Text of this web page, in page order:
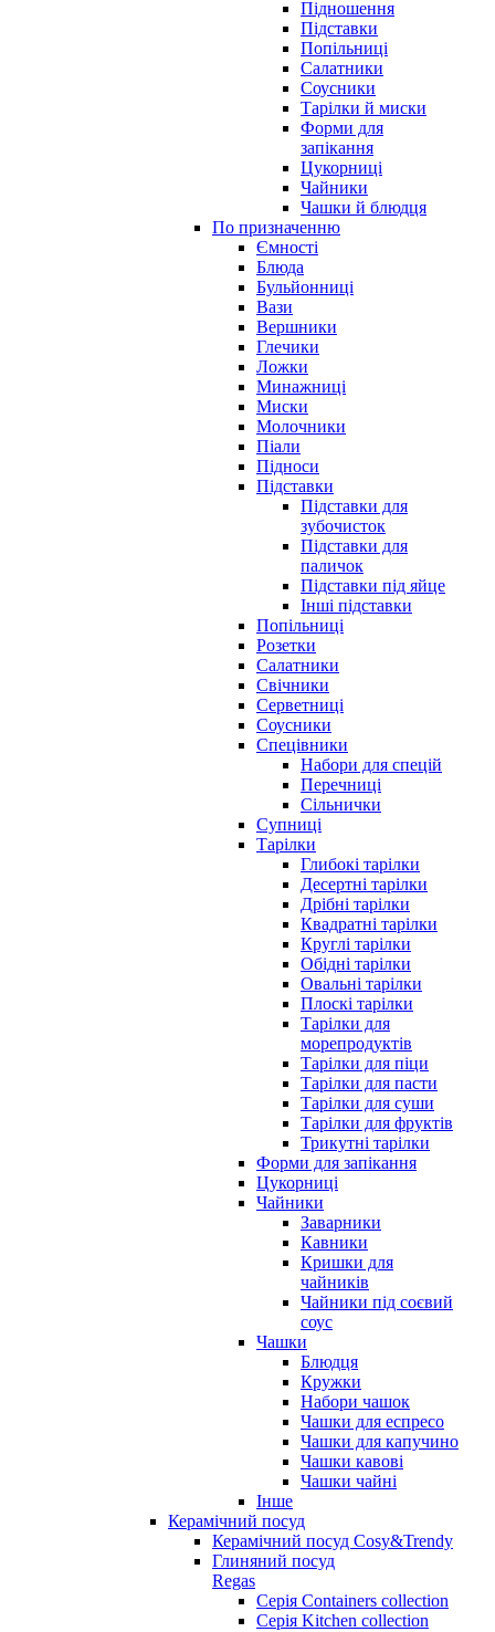
Підношення
Підставки
Попільниці
Салатники
Соусники
Тарілки й миски
Форми для
запікання
Цукорниці
Чайники
Чашки й блюдця
По призначенню
Ємності
Блюда
Бульйонниці
Вази
Вершники
Глечики
Ложки
Минажниці
Миски
Молочники
Піали
Підноси
Підставки
Підставки для
зубочисток
Підставки для
паличок
Підставки під яйце
Інші підставки
Попільниці
Розетки
Салатники
Свічники
Серветниці
Соусники
Спецівники
Набори для спецій
Перечниці
Сільнички
Супниці
Тарілки
Глибокі тарілки
Десертні тарілки
Дрібні тарілки
Квадратні тарілки
Круглі тарілки
Обідні тарілки
Овальні тарілки
Плоскі тарілки
Тарілки для
морепродуктів
Тарілки для піци
Тарілки для пасти
Тарілки для суши
Тарілки для фруктів
Трикутні тарілки
Форми для запікання
Цукорниці
Чайники
Заварники
Кавники
Кришки для
чайників
Чайники під соєвий
соус
Чашки
Блюдця
Кружки
Набори чашок
Чашки для еспресо
Чашки для капучино
Чашки кавові
Чашки чайні
Інше
Керамічний посуд
Керамічний посуд Cosy&Trendy
Глиняний посуд
Regas
Серія Containers collection
Серія Kitchen collection